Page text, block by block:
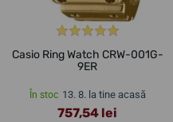
Casio Ring Watch CRW-001G-
9ER
În stoc 13. 8. la tine acasă
757,54 lei